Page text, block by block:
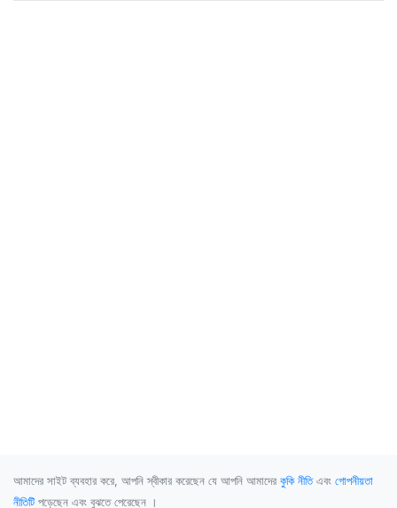
আমাদের সাইট ব্যবহার করে, আপনি স্বীকার করেছেন যে আপনি আমাদের কুকি নীতিএবং গোপনীয়তা
নীতিটি পড়েছেন এবং বুঝতে পেরেছেন ।